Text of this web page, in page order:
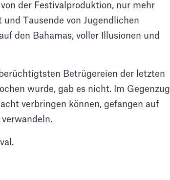
der Festivalproduktion, nur mehr
Tausende von Jugendlichen
den Bahamas, voller Illusionen und
Betrügereien der letzten
wurde, gab es nicht. Im Gegenzug
verbringen können, gefangen auf